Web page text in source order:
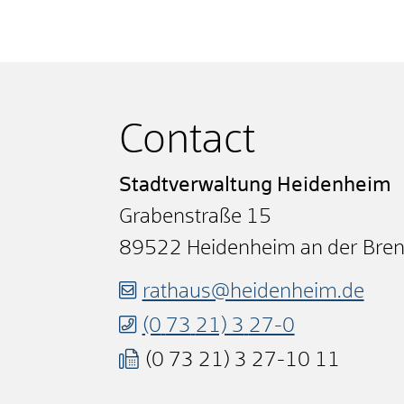
Contact
Stadtverwaltung Heidenheim
Grabenstraße 15
89522 Heidenheim an der
rathaus@heidenheim.de
(0 73 21) 3 27-0
(0 73 21) 3 27-10 11